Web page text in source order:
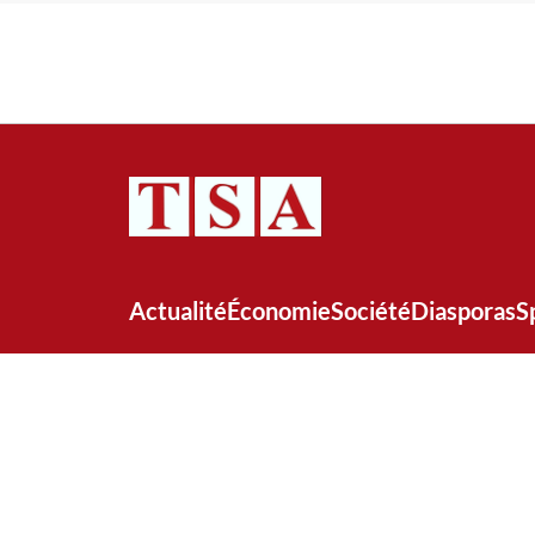
ActualitéÉconomieSociétéDiasporas